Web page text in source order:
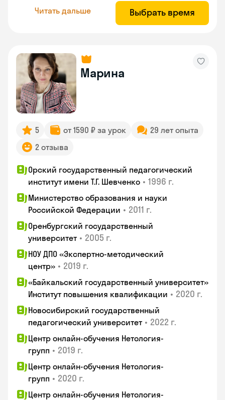
Читать дальше Выбрать время
Марина
5 от 1590 ₽ за урок
29 лет опыта
2 отзыва
Орский государственный педагогический
институт имени Т.Г. Шевченко • 1996 г.
Министерство образования и науки
Российской Федерации • 2011 г.
Оренбургский государственный
университет • 2005 г.
НОУ ДПО «Экспертно-методический
центр» • 2019 г.
«Байкальский государственный университет»
Институт повышения квалификации • 2020 г.
Новосибирский государственный
педагогический университет • 2022 г.
Центр онлайн-обучения Нетология-
групп • 2019 г.
Центр онлайн-обучения Нетология-
групп • 2020 г.
Центр онлайн-обучения Нетология-